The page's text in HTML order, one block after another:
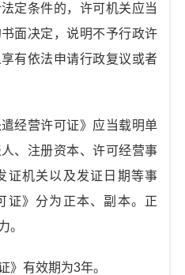
条件的，许可机关应当
面决定，说明不予行政许
有依法申请行政复议或者
经营许可证》应当载明单
、注册资本、许可经营事
证机关以及发证日期等事
证》分为正本、副本。正
。
有效期为3年。